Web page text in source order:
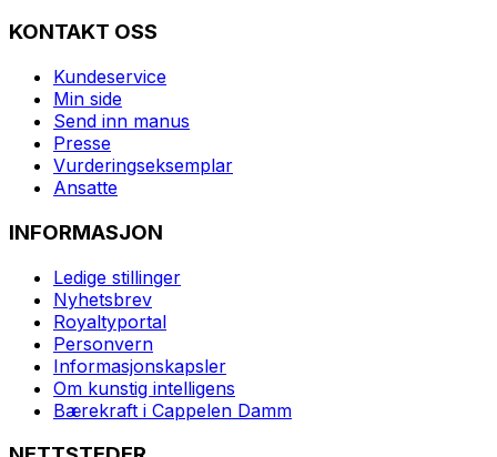
KONTAKT OSS
Kundeservice
Min side
Send inn manus
Presse
Vurderingseksemplar
Ansatte
INFORMASJON
Ledige stillinger
Nyhetsbrev
Royaltyportal
Personvern
Informasjonskapsler
Om kunstig intelligens
Bærekraft i Cappelen Damm